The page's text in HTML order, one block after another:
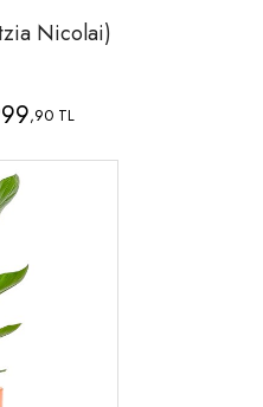
Nicolai)
,90 TL